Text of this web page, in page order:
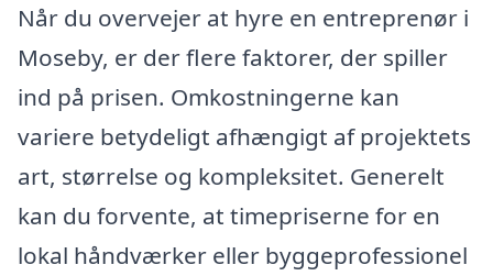
Når du overvejer at hyre en entreprenør i
Moseby, er der flere faktorer, der spiller
ind på prisen. Omkostningerne kan
variere betydeligt afhængigt af projektets
art, størrelse og kompleksitet. Generelt
kan du forvente, at timepriserne for en
lokal håndværker eller byggeprofessionel